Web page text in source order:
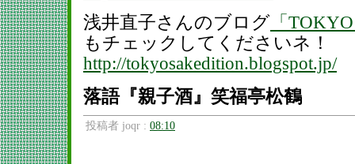
浅井直子さんのブログ 「
もチェックしてくださいネ！
http://tokyosakedition.blogspot.jp/
落語『親子酒』笑福亭松鶴
投稿者 joqr : 08:10